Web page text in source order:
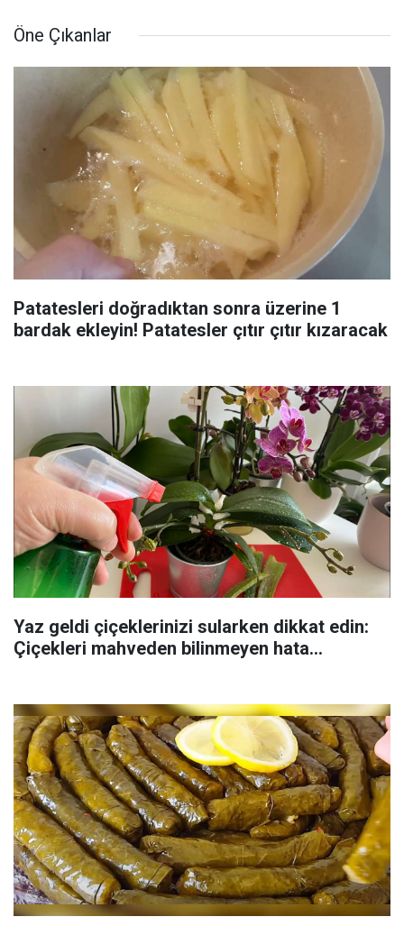
Öne Çıkanlar
Patatesleri doğradıktan sonra üzerine 1
bardak ekleyin! Patatesler çıtır çıtır kızaracak
Yaz geldi çiçeklerinizi sularken dikkat edin:
Çiçekleri mahveden bilinmeyen hata...